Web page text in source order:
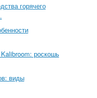
горячего
роскошь
виды